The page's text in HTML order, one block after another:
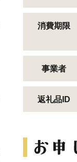
消費期限
事業者
返礼品ID